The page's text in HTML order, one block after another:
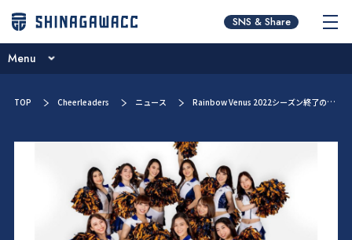
チームコンセプト
ニュース
ブログ
イベント一覧
メンバー紹介
SNS & Share
Menu
TOP Cheerleaders ニュース Rainbow Venus 2022シーズン終了のお知らせ